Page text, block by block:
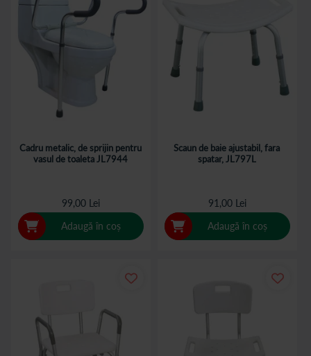
Cadru metalic, de sprijin pentru
vasul de toaleta JL7944
99,00 Lei
Adaugă în coș
Scaun de baie ajustabil, fara
spatar, JL797L
91,00 Lei
Adaugă în coș